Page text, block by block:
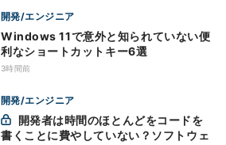
開発/エンジニア
Windows 11で意外と知られていない便
利なショートカットキー6選
3時間前
開発/エンジニア
書くことに費やしていない？ソフトウェ